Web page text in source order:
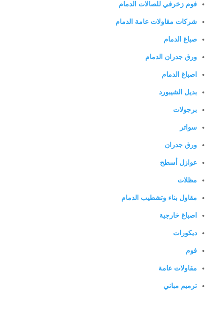
فوم زخرفي للصالات الدمام
شركات مقاولات عامة الدمام
صباغ الدمام
ورق جدران الدمام
اصباغ الدمام
بديل الشيبورد
برجولات
سواتر
ورق جدران
عوازل أسطح
مظلات
مقاول بناء وتشطيب الدمام
اصباغ خارجية
ديكورات
فوم
مقاولات عامة
ترميم مباني